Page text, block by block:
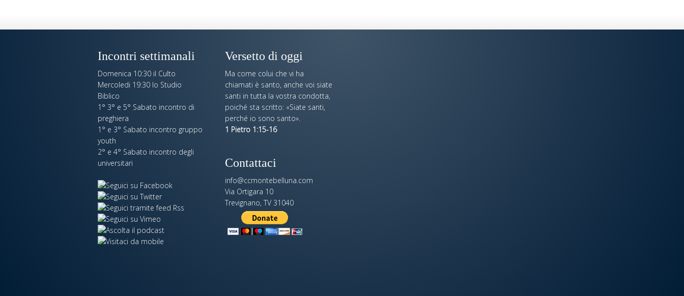
Incontri settimanali
Domenica 10:30 il Culto
Mercoledi 19:30 lo Studio
Biblico
1° 3° e 5° Sabato incontro di
preghiera
1° e 3° Sabato incontro gruppo
youth
2° e 4° Sabato incontro degli
universitari
Versetto di oggi
Ma come colui che vi ha
chiamati è santo, anche voi siate
santi in tutta la vostra condotta,
poiché sta scritto: «Siate santi,
perché io sono santo».
1 Pietro 1:15-16
Contattaci
info@ccmontebelluna.com
Via Ortigara 10
Trevignano, TV 31040